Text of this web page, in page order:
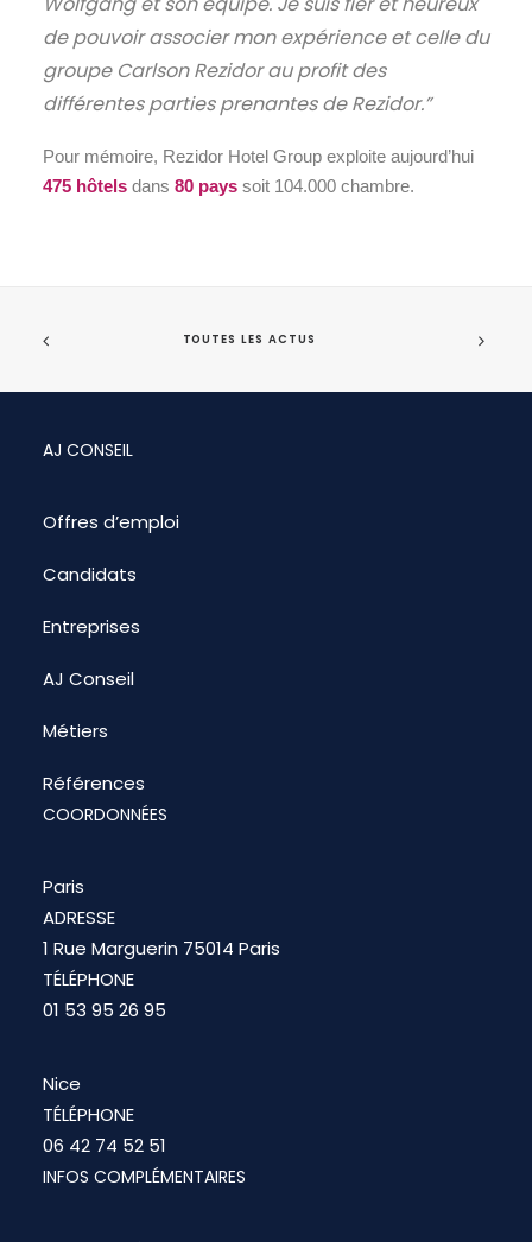
de pouvoir associer mon expérience et celle du
groupe Carlson Rezidor au profit des
différentes parties prenantes de Rezidor.”
Pour mémoire, Rezidor Hotel Group exploite aujourd’hui
475 hôtels dans 80 pays soit 104.000 chambre.
TOUTES LES ACTUS
AJ CONSEIL
Offres d’emploi
Candidats
Entreprises
AJ Conseil
Métiers
Références
COORDONNÉES
Paris
ADRESSE
1 Rue Marguerin 75014 Paris
TÉLÉPHONE
01 53 95 26 95
Nice
TÉLÉPHONE
06 42 74 52 51
INFOS COMPLÉMENTAIRES